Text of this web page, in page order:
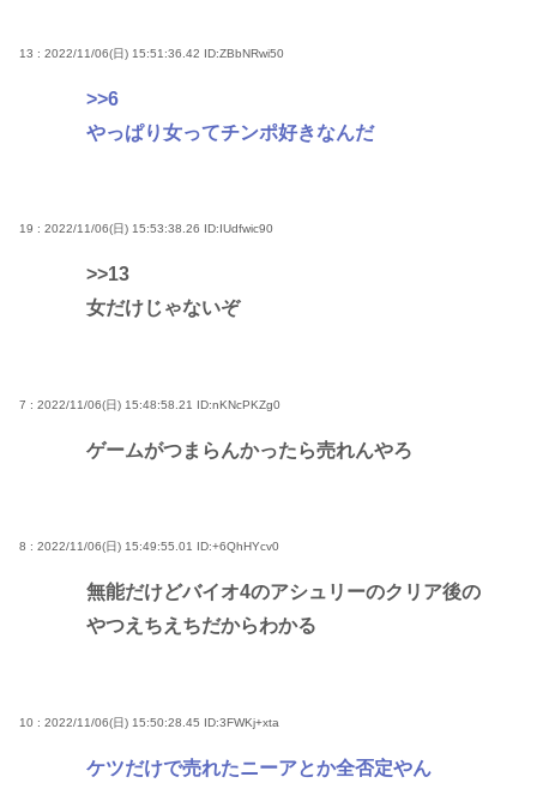
13 : 2022/11/06(日) 15:51:36.42 ID:ZBbNRwi50
>>6
やっぱり女ってチンポ好きなんだ
19 : 2022/11/06(日) 15:53:38.26 ID:IUdfwic90
>>13
女だけじゃないぞ
7 : 2022/11/06(日) 15:48:58.21 ID:nKNcPKZg0
ゲームがつまらんかったら売れんやろ
8 : 2022/11/06(日) 15:49:55.01 ID:+6QhHYcv0
無能だけどバイオ4のアシュリーのクリア後の
やつえちえちだからわかる
10 : 2022/11/06(日) 15:50:28.45 ID:3FWKj+xta
ケツだけで売れたニーアとか全否定やん